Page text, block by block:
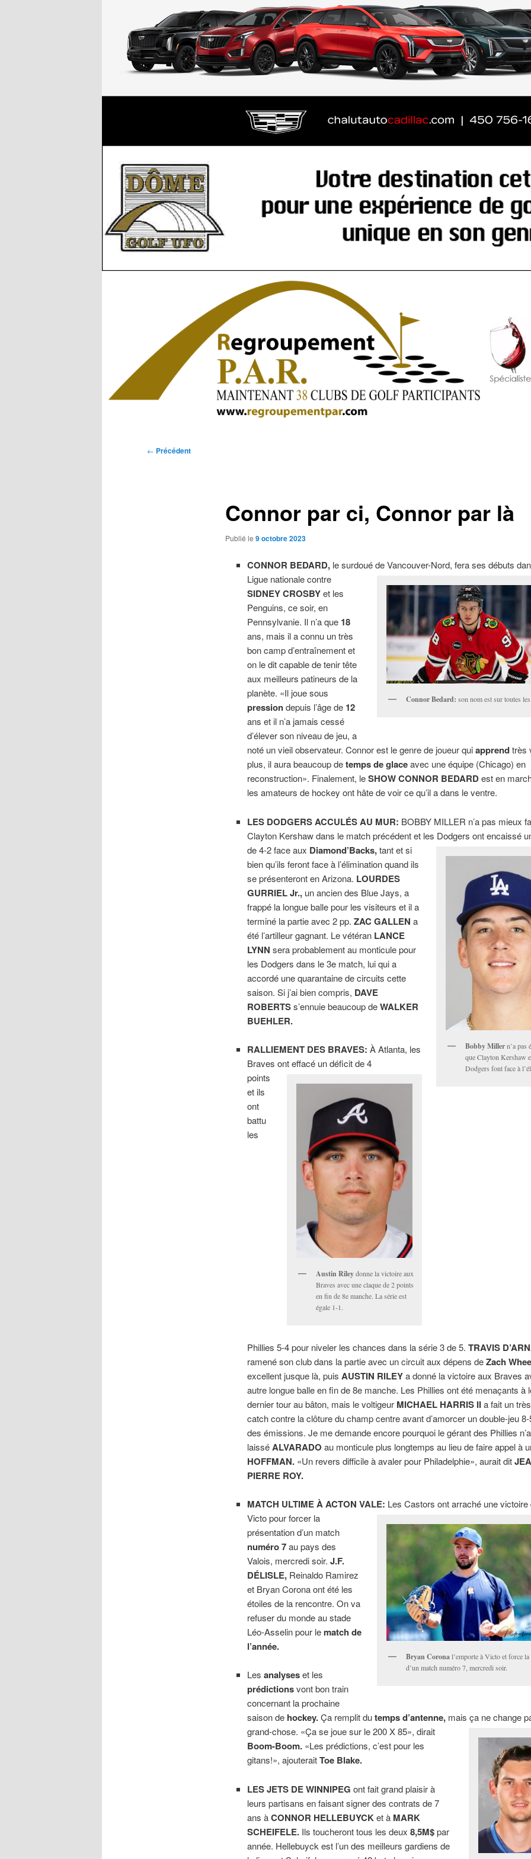
Navigation
← Précédent
Connor par ci, Connor par là
Publié le 9 octobre 2023
CONNOR BEDARD, le surdoué de Vancouver-Nord, fera ses débuts
Connor Bedard: son nom est sur toutes
Ligue nationale contre
SIDNEY CROSBYet les
Penguins, ce soir, en
Pennsylvanie. Il n’a que 18
ans, mais il a connu un très
bon camp d’entraînement et
on le dit capable de tenir tête
aux meilleurs patineurs de la
planète. «Il joue sous
pressiondepuis l’âge de 12
ans et il n’a jamais cessé
d’élever son niveau de jeu, a
noté un vieil observateur. Connor est le genre de joueur quiapprendtrès
plus, il aura beaucoup detemps de glaceavec une équipe (Chicago) en
reconstruction». Finalement, leSHOW CONNOR BEDARDest en
les amateurs de hockey ont hâte de voir ce qu’il a dans le ventre.
LES DODGERS ACCULÉS AU MUR: BOBBY MILLER n’a pas mieux
Clayton Kershaw dans le match précédent et les Dodgers ont encaissé
Bobby Millern’a pas
que Clayton Kershaw
Dodgers font face à
de 4-2 face aux Diamond’Backs,tant et si
bien qu’ils feront face à l’élimination quand ils
se présenteront en Arizona. LOURDES
GURRIEL Jr., un ancien des Blue Jays, a
frappé la longue balle pour les visiteurs et il a
terminé la partie avec 2 pp.ZAC GALLEN a
été l’artilleur gagnant. Le vétéran LANCE
LYNN sera probablement au monticule pour
les Dodgers dans le 3e match, lui qui a
accordé une quarantaine de circuits cette
saison. Si j’ai bien compris, DAVE
ROBERTSs’ennuie beaucoup deWALKER
BUEHLER.
RALLIEMENT DES BRAVES:À Atlanta, les
Braves ont effacé un déficit de 4
Austin Rileydonne la victoire aux
Braves avec une claque de 2 points
en fin de 8e manche. La série est
égale 1-1.
points
et ils
ont
battu
les
Phillies 5-4 pour niveler les chances dans la série 3 de 5.TRAVIS
ramené son club dans la partie avec un circuit aux dépens deZach
excellent jusque là, puis AUSTIN RILEYa donné la victoire aux Braves
autre longue balle en fin de 8e manche. Les Phillies ont été menaçants à
dernier tour au bâton, mais le voltigeur MICHAEL HARRIS IIa fait un
catch contre la clôture du champ centre avant d’amorcer un double-jeu
des émissions. Je me demande encore pourquoi le gérant des Phillies
laissé ALVARADO au monticule plus longtemps au lieu de faire appel à
HOFFMAN. «Un revers difficile à avaler pour Philadelphie», aurait dit
PIERRE ROY.
MATCH ULTIME À ACTON VALE: Les Castors ont arraché une victoire
Bryan Coronal’emporte à Victo et force
d’un match numéro 7, mercredi soir.
Victo pour forcer la
présentation d’un match
numéro 7au pays des
Valois, mercredi soir.J.F.
DÉLISLE, Reinaldo Ramirez
et Bryan Corona ont été les
étoiles de la rencontre. On va
refuser du monde au stade
Léo-Asselin pour le match de
l’année.
Lesanalyseset les
prédictionsvont bon train
concernant la prochaine
saison de hockey.Ça remplit dutemps d’antenne, mais ça ne change
grand-chose. «Ça se joue sur le 200 X 85», dirait
Boom-Boom. «Les prédictions, c’est pour les
gitans!», ajouteraitToe Blake.
LES JETS DE WINNIPEG ont fait grand plaisir à
leurs partisans en faisant signer des contrats de 7
ans àCONNOR HELLEBUYCKet à MARK
SCHEIFELE. Ils toucheront tous les deux8,5M$par
année. Hellebuyck est l’un des meilleurs gardiens de